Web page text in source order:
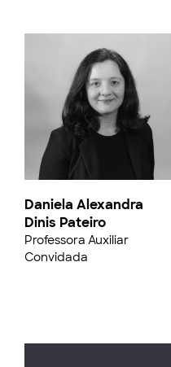
Daniela Alexandra
Dinis Pateiro
Professora Auxiliar
Convidada